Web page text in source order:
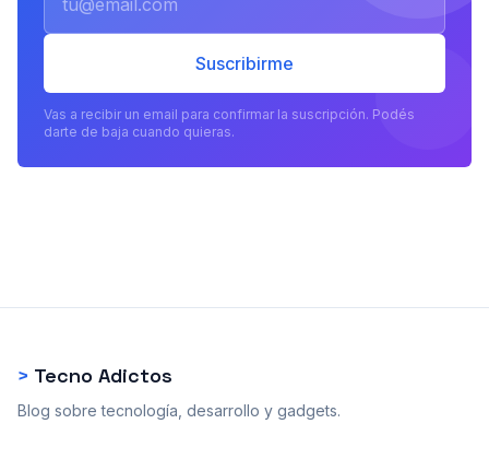
Suscribirme
Vas a recibir un email para confirmar la suscripción. Podés
darte de baja cuando quieras.
> Tecno Adictos
Blog sobre tecnología, desarrollo y gadgets.